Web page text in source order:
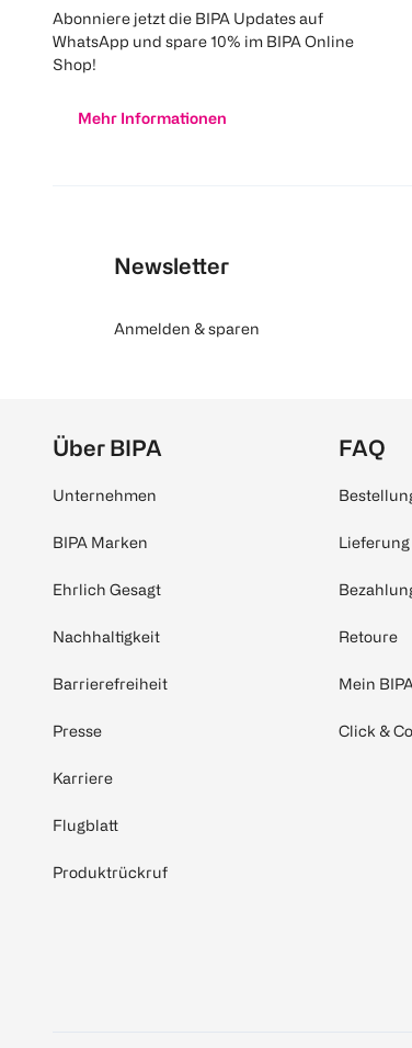
Abonniere jetzt die BIPA Updates auf
WhatsApp und spare 10% im BIPA Online
Shop!
Mehr Informationen
Newsletter
Anmelden & sparen
Über BIPA
Unternehmen
BIPA Marken
Ehrlich Gesagt
Nachhaltigkeit
Barrierefreiheit
Presse
Karriere
Flugblatt
Produktrückruf
FAQ
Lieferung
Retoure
Mein
Click &